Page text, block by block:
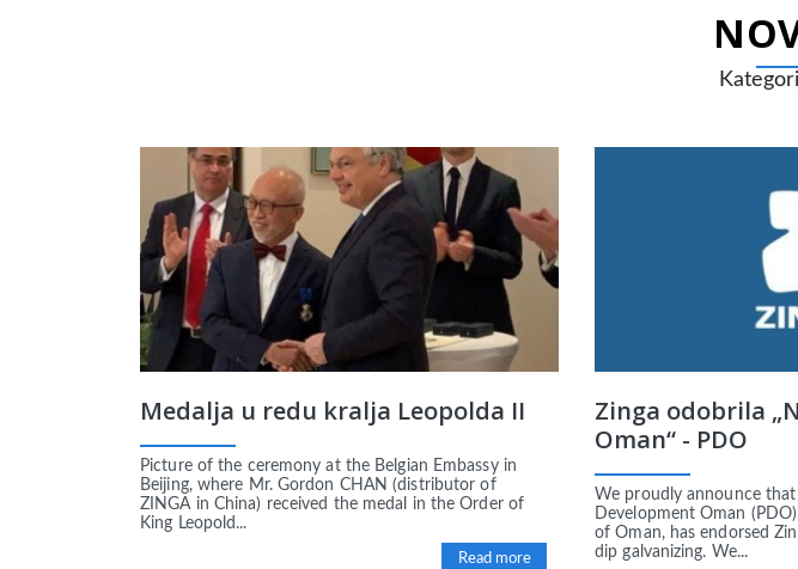
Medalja u redu kralja Leopolda II
Picture of the ceremony at the Belgian Embassy in
Beijing, where Mr. Gordon CHAN (distributor of
ZINGA in China) received the medal in the Order of
King Leopold...
Read more
Zinga odobrila
Oman“ - PDO
We proudly announce
Development Oman
of Oman, has endorsed
dip galvanizing. We...